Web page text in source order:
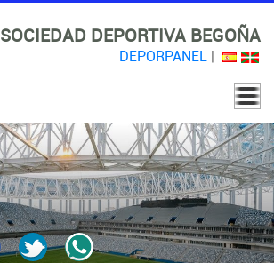
SOCIEDAD DEPORTIVA BEGOÑA
DEPORPANEL |